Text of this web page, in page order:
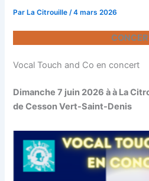
Par La Citrouille/4 mars 2026
Vocal Touch and Co en concert
Dimanche 7 juin 2026 à à La
de Cesson Vert-Saint-Denis